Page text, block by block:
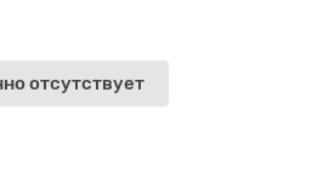
отсутствует